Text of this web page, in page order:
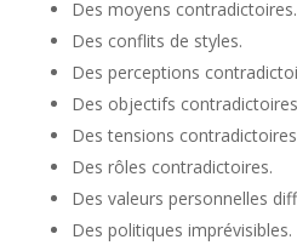
Des moyens contradictoires.
Des conflits de styles.
Des perceptions
Des objectifs
Des tensions
Des rôles contradictoires.
Des valeurs personnelles
Des politiques imprévisibles.